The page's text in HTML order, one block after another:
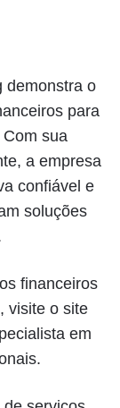
demonstra o
para
sua
a empresa
confiável e
soluções
financeiros
visite o site
em